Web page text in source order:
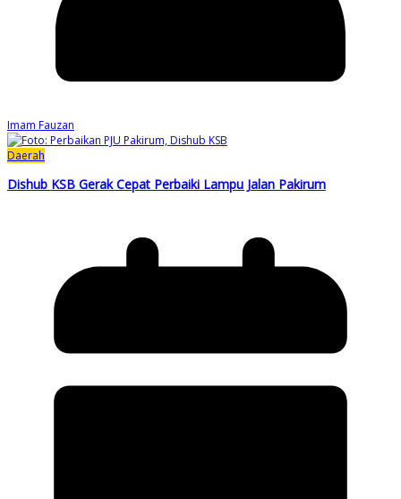
Imam Fauzan
Daerah
Dishub KSB Gerak Cepat Perbaiki Lampu Jalan Pakirum